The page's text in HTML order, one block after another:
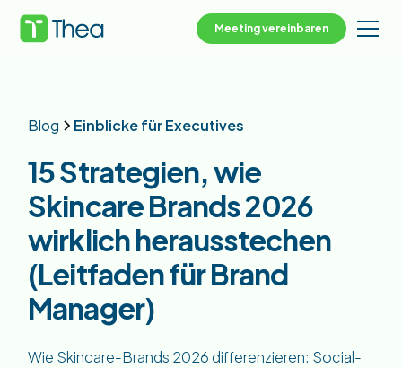
Meeting vereinbaren
Blog Einblicke für Executives
15 Strategien, wie
Skincare Brands 2026
wirklich herausstechen
(Leitfaden für Brand
Manager)
Wie Skincare-Brands 2026 differenzieren: Social-